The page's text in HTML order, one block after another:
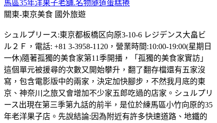
馬區35年洋果子老舖.名物隧道蛋糕捲
關東-東京美食 國外旅遊
シュルプリース:東京都板橋区向原3-10-6 レジデンス大畠ビ
ル２Ｆ，電話: +81 3-3958-1120，營業時間:10:00-19:00(星期日
一休)隨著孤獨的美食家第11季開播，「孤獨的美食家實訪」
這個單元被援尋的次數又開始攀升，翻了翻存檔還有五家沒
寫，包含電影版中的兩家，決定加快腳步，不然我月底的東
京、神奈川之旅又會增加不少家五郎吃過的店家。シュルプリ
ース出現在第三季第九話的前半，是位於練馬區小竹向原的35
年老洋果子店。先說結論:因為附近有許多快速道路、地鐵的